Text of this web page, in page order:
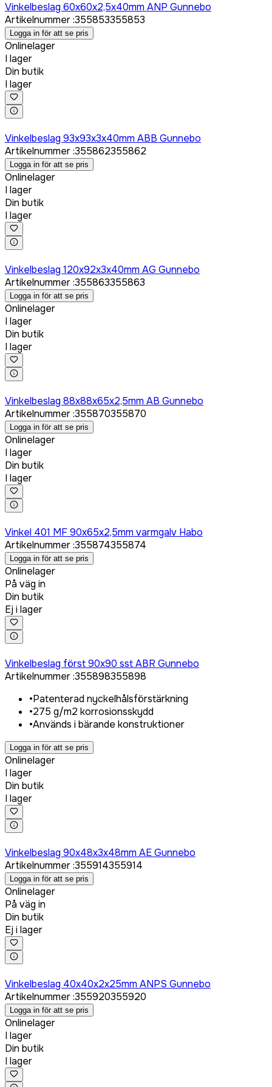
Vinkelbeslag 60x60x2,5x40mm ANP Gunnebo
Artikelnummer:355853355853
Logga in för att se pris
Onlinelager
I lager
Din butik
I lager
Vinkelbeslag 93x93x3x40mm ABB Gunnebo
Artikelnummer:355862355862
Logga in för att se pris
Onlinelager
I lager
Din butik
I lager
Vinkelbeslag 120x92x3x40mm AG Gunnebo
Artikelnummer:355863355863
Logga in för att se pris
Onlinelager
I lager
Din butik
I lager
Vinkelbeslag 88x88x65x2,5mm AB Gunnebo
Artikelnummer:355870355870
Logga in för att se pris
Onlinelager
I lager
Din butik
I lager
Vinkel 401 MF 90x65x2,5mm varmgalv Habo
Artikelnummer:355874355874
Logga in för att se pris
Onlinelager
På väg in
Din butik
Ej i lager
Vinkelbeslag först 90x90 sst ABR Gunnebo
Artikelnummer:355898355898
•Patenterad nyckelhålsförstärkning
•275 g/m2 korrosionsskydd
•Används i bärande konstruktioner
Logga in för att se pris
Onlinelager
I lager
Din butik
I lager
Vinkelbeslag 90x48x3x48mm AE Gunnebo
Artikelnummer:355914355914
Logga in för att se pris
Onlinelager
På väg in
Din butik
Ej i lager
Vinkelbeslag 40x40x2x25mm ANPS Gunnebo
Artikelnummer:355920355920
Logga in för att se pris
Onlinelager
I lager
Din butik
I lager